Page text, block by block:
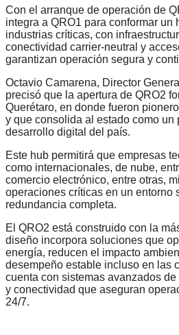
Con el arranque de operación de
integra a QRO1 para conformar un
industrias críticas, con
conectividad carrier-neutral y
garantizan operación segura y
Octavio Camarena, Director
precisó que la apertura de QRO2
Querétaro, en donde fueron
y que consolida al estado como un
desarrollo digital del país.
Este hub permitirá que empresas
como internacionales, de nube,
comercio electrónico, entre otras,
operaciones críticas en un entorno
redundancia completa.
El QRO2 está construido con la
diseño incorpora soluciones que
energía, reducen el impacto
desempeño estable incluso en las
cuenta con sistemas avanzados
y conectividad que aseguran
24/7.